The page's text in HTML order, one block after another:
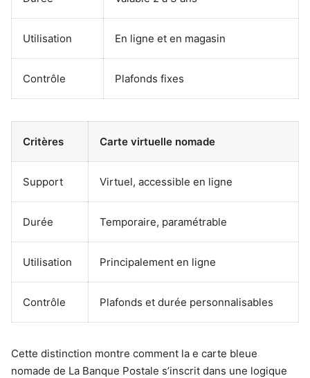
Utilisation En ligne et en magasin
Contrôle Plafonds fixes
Critères Carte virtuelle nomade
Support Virtuel, accessible en ligne
Durée Temporaire, paramétrable
Utilisation Principalement en ligne
Contrôle Plafonds et durée personnalisables
Cette distinction montre comment la e carte bleue
nomade de La Banque Postale s’inscrit dans une logique